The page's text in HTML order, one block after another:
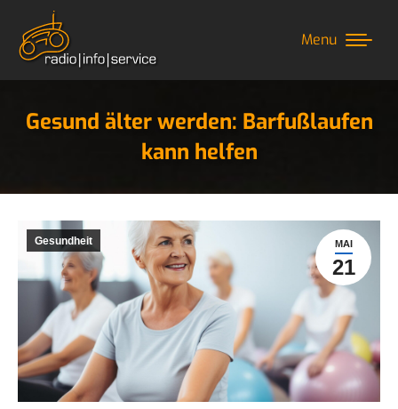
Menu
Gesund älter werden: Barfußlaufen
kann helfen
MAI
21
Gesundheit